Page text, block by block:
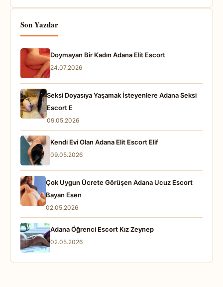
Son Yazılar
Doymayan Bir Kadın Adana Elit Escort
24.07.2026
Seksi Doyasıya Yaşamak İsteyenlere Adana Seksi
Escort E
09.05.2026
Kendi Evi Olan Adana Elit Escort Elif
09.05.2026
Çok Uygun Ücrete Görüşen Adana Ucuz Escort
Bayan Esen
02.05.2026
Adana Öğrenci Escort Kız Zeynep
02.05.2026